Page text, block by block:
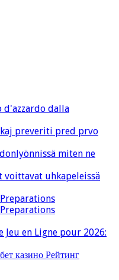
d'azzardo dalla
kaj preveriti pred prvo
miten ne
uhkapeleissä
Jeu en Ligne pour 2026:
казино Рейтинг